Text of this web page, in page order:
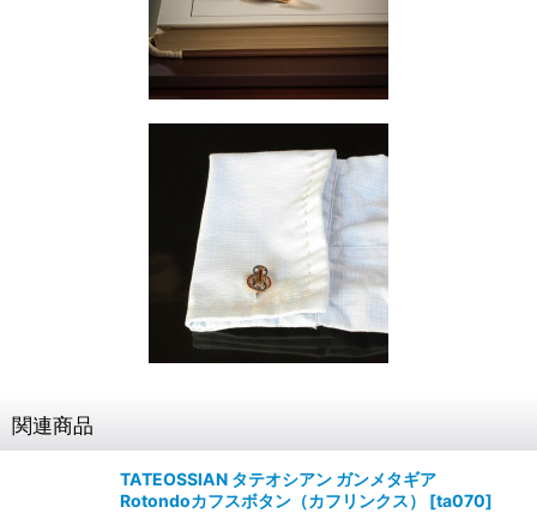
関連商品
TATEOSSIAN タテオシアン ガンメタギア
Rotondoカフスボタン（カフリンクス）
[ta070]